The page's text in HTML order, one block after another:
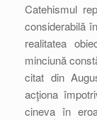
Catehismul
considerabilă
realitatea
minciună
citat din
acţiona
cineva în